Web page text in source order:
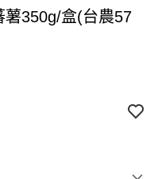
薯350g/盒(台農57